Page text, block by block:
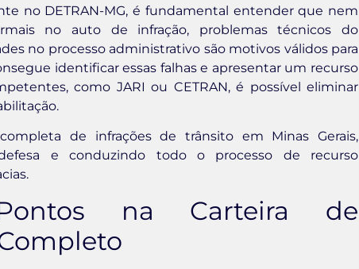
no DETRAN-MG, é fundamental entender que nem
no auto de infração, problemas técnicos do
no processo administrativo são motivos válidos para
identificar essas falhas e apresentar um recurso
como JARI ou CETRAN, é possível eliminar
de infrações de trânsito em Minas Gerais,
e conduzindo todo o processo de recurso
na Carteira de